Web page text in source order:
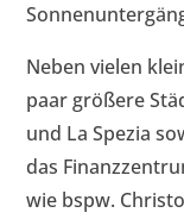
Neben vielen
paar größere
und La Spezia
das
wie bspw.